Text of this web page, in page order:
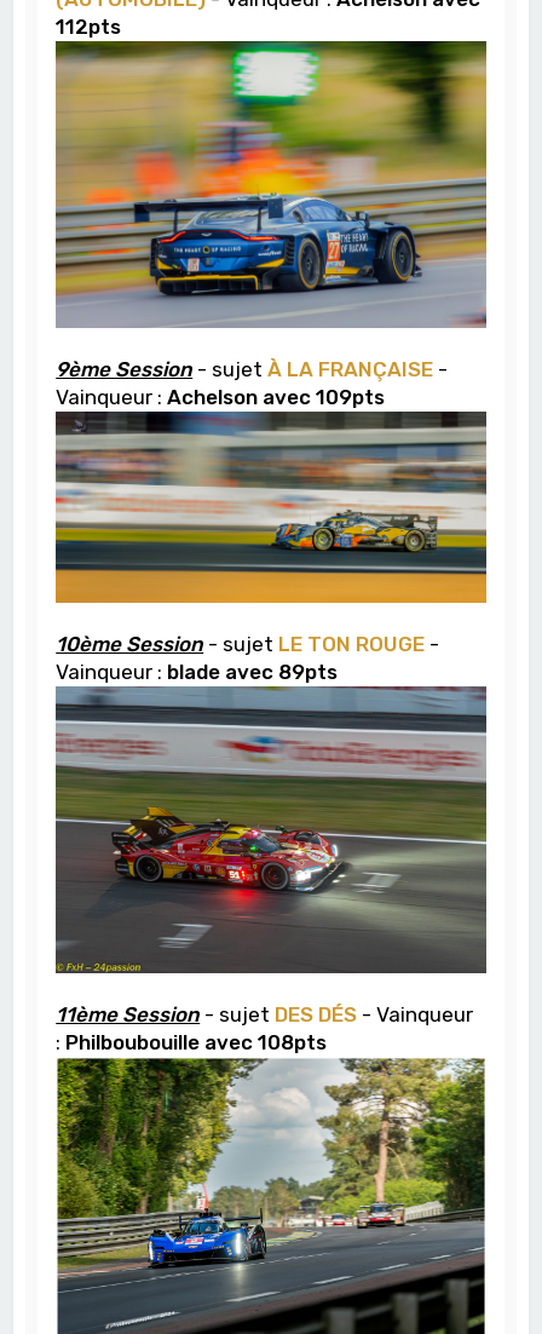
112pts
9ème Session - sujetÀ LA FRANÇAISE -
Vainqueur :Achelson avec 109pts
10ème Session - sujet LE TON ROUGE -
Vainqueur : blade avec 89pts
11ème Session - sujet DES DÉS - Vainqueur
: Philboubouille avec 108pts